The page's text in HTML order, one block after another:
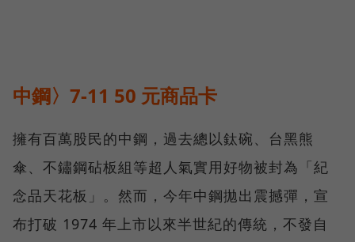
中鋼〉7-11 50 元商品卡
擁有百萬股民的中鋼，過去總以鈦碗、台黑熊
傘、不鏽鋼砧板組等超人氣實用好物被封為「紀
念品天花板」。然而，今年中鋼拋出震撼彈，宣
布打破 1974 年上市以來半世紀的傳統，不發自